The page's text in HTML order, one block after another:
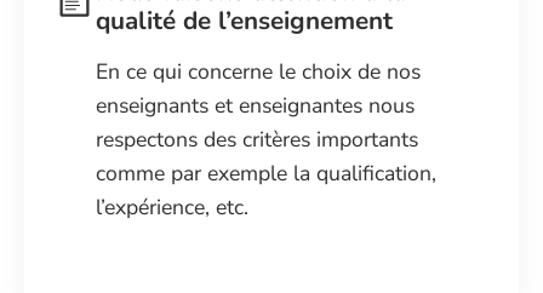
qualité de l’enseignement
En ce qui concerne le choix de nos
enseignants et enseignantes nous
respectons des critères importants
comme par exemple la qualification,
l’expérience, etc.